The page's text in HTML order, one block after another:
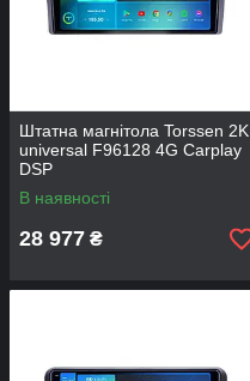
Штатна магнітола Torssen 2K
universal F96128 4G Carplay
DSP
В наявності
28 977 ₴